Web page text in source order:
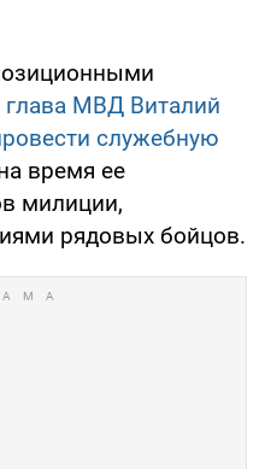
глава МВД Виталий
служебную
время ее
милиции,
рядовых бойцов.